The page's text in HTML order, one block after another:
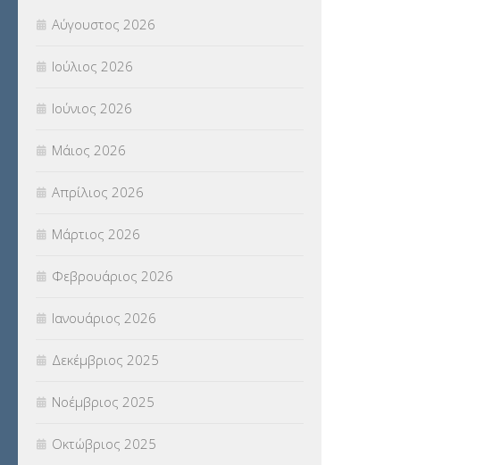
Αύγουστος 2026
Ιούλιος 2026
Ιούνιος 2026
Μάιος 2026
Απρίλιος 2026
Μάρτιος 2026
Φεβρουάριος 2026
Ιανουάριος 2026
Δεκέμβριος 2025
Νοέμβριος 2025
Οκτώβριος 2025